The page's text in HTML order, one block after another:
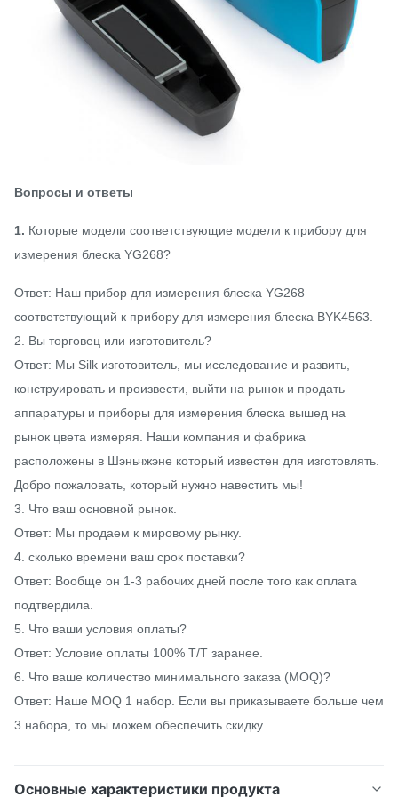
Вопросы и ответы
1. Которые модели соответствующие модели к прибору для
измерения блеска YG268?
Ответ: Наш прибор для измерения блеска YG268
соответствующий к прибору для измерения блеска BYK4563.
2. Вы торговец или изготовитель?
Ответ: Мы Silk изготовитель, мы исследование и развить,
конструировать и произвести, выйти на рынок и продать
аппаратуры и приборы для измерения блеска вышед на
рынок цвета измеряя. Наши компания и фабрика
расположены в Шэньчжэне который известен для изготовлять.
Добро пожаловать, который нужно навестить мы!
3. Что ваш основной рынок.
Ответ: Мы продаем к мировому рынку.
4. сколько времени ваш срок поставки?
Ответ: Вообще он 1-3 рабочих дней после того как оплата
подтвердила.
5. Что ваши условия оплаты?
Ответ: Условие оплаты 100% T/T заранее.
6. Что ваше количество минимального заказа (MOQ)?
Ответ: Наше MOQ 1 набор. Если вы приказываете больше чем
3 набора, то мы можем обеспечить скидку.
Основные характеристики продукта